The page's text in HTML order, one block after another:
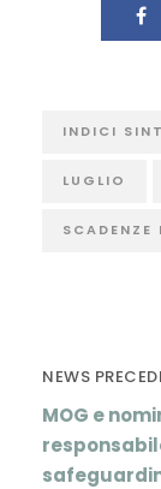
INDICI
LUGLIO
SCADENZE
NEWS
MOG e